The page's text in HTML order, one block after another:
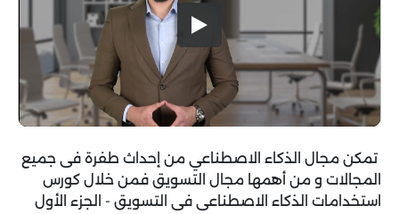
تمكن مجال الذكاء الاصطناعي من إحداث طفرة فى جميع
المجالات و من أهمها مجال التسويق فمن خلال كورس
استخدامات الذكاء الاصطناعى فى التسويق - الجزء الأول